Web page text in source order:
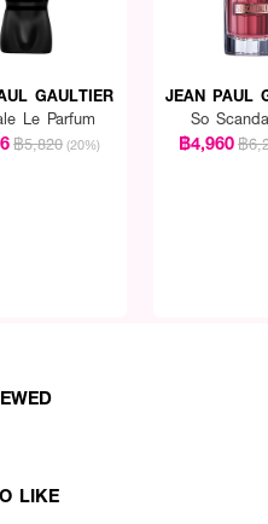
SALICYLATE, LIMONENE,
COUMARIN, ETHYLHEXYL
BENZYL BENZOATE, CI 60730
คะ?
น่ห์น่าค้นหาค่ะ
GAULTIER
Le Parfum
฿5,820 (20%)
JEAN PAUL
So
฿4,960฿
LIKE